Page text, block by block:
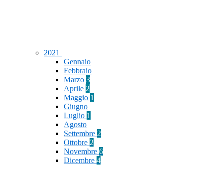
2021
Gennaio
Febbraio
Marzo 3
Aprile 2
Maggio 1
Giugno
Luglio 1
Agosto
Settembre 2
Ottobre 2
Novembre 6
Dicembre 4